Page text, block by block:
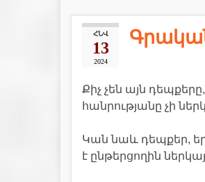
ՀՆՎ
13
2024
Քիչ չեն այն
հանրությանը չի
Կան նաև դեպքեր,
է ընթերցողին